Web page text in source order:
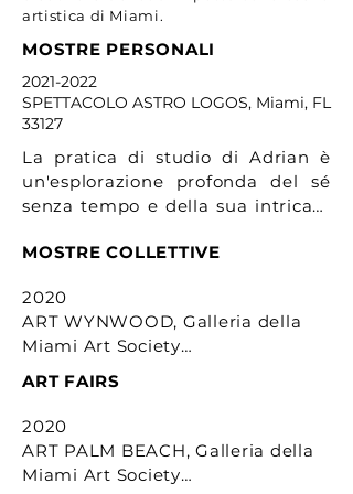
artistica di Miami.
MOSTRE PERSONALI
2021-2022
SPETTACOLO ASTRO LOGOS, Miami, FL
33127
La pratica di studio di Adrian è
un'esplorazione profonda del sé
senza tempo e della sua intricata
collettiva. Il suo lavoro è
uniche come cubano-americano
che ha navigato diversi gradi di
indottrinamento nel corso della
vita, in particolare per quanto
femminilità, conoscenza e potere.
Come antropologo visivo, si sforza
di documentare il suo viaggio
MOSTRE COLLETTIVE
2020
ART WYNWOOD, Galleria della
Miami Art Society
THE LA ART SHOW, Galleria
Conde Contemporary
LONDON ART, Galleria Conde
ART FAIRS
2020
ART PALM BEACH, Galleria della
Miami Art Society